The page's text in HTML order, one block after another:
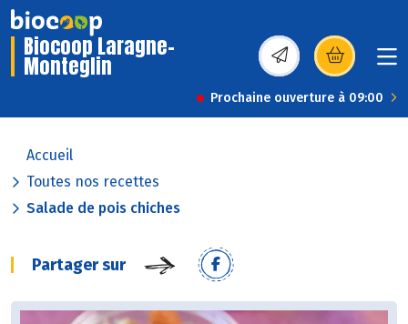
Biocoop Laragne-
Monteglin (s’ouvre dans une
Prochaine ouverture à 09:00
Accueil
Toutes nos recettes
Salade de pois chiches
Partager sur